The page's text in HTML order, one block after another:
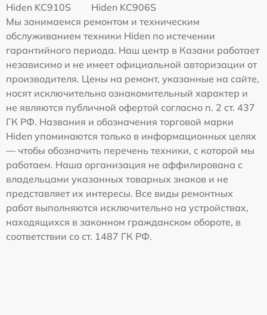
Hiden KC910S
Hiden KC906S
Мы занимаемся ремонтом и техническим
обслуживанием техники Hiden по истечении
гарантийного периода. Наш центр в Казани работает
независимо и не имеет официальной авторизации от
производителя. Цены на ремонт, указанные на сайте,
носят исключительно ознакомительный характер и
не являются публичной офертой согласно п. 2 ст. 437
ГК РФ. Названия и обозначения торговой марки
Hiden упоминаются только в информационных целях
— чтобы обозначить перечень техники, с которой мы
работаем. Наша организация не аффилирована с
владельцами указанных товарных знаков и не
представляет их интересы. Все виды ремонтных
работ выполняются исключительно на устройствах,
находящихся в законном гражданском обороте, в
соответствии со ст. 1487 ГК РФ.